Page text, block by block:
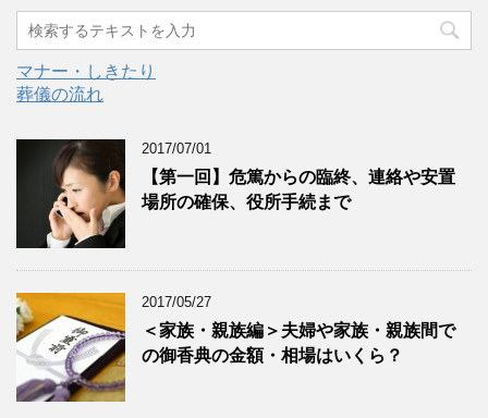
マナー・しきたり
葬儀の流れ
2017/07/01
【第一回】危篤からの臨終、連絡や安置
場所の確保、役所手続まで
2017/05/27
＜家族・親族編＞夫婦や家族・親族間で
の御香典の金額・相場はいくら？